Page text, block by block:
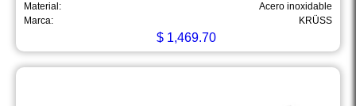
Material:
Acero inoxidable
Marca:
KRÜSS
$1,469.70